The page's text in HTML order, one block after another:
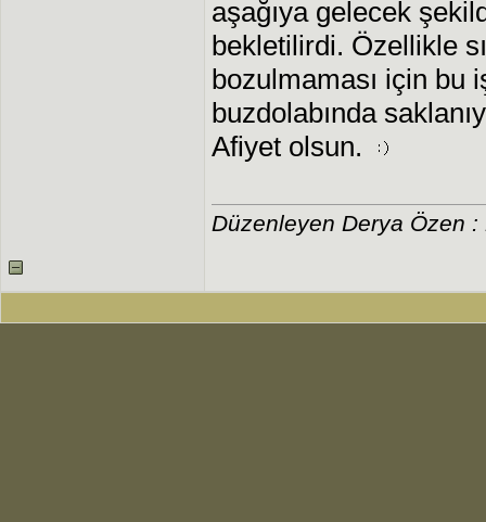
aşağıya gelecek
bekletilirdi. Özellikle
bozulmaması için bu
buzdolabında
Afiyet olsun.
Düzenleyen Derya Özen